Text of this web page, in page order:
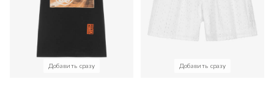
Добавить сразу Добавить сразу